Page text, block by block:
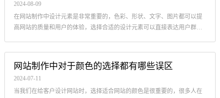
2024-08-09
在网站制作中设计元素是非常重要的，色彩、形状、文字、图片都可以提
高网站的质量和用户的体验，选择合适的设计元素可以直接表达用户群体
网站制作中对于颜色的选择都有哪些误区
2024-07-11
当我们在给客户设计网站时，选择适合网站的颜色是很重要的，很多人在